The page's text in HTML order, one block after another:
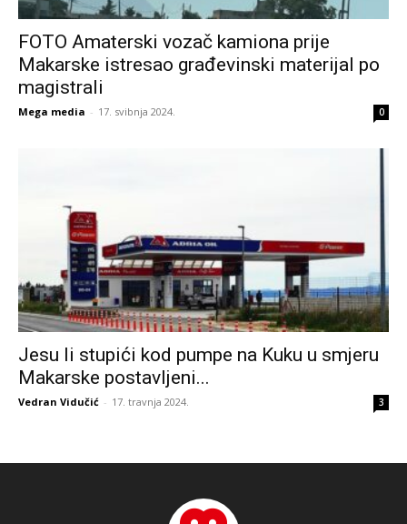
FOTO Amaterski vozač kamiona prije
Makarske istresao građevinski materijal po
magistrali
Mega media - 17. svibnja 2024. 0
Jesu li stupići kod pumpe na Kuku u smjeru
Makarske postavljeni...
Vedran Vidučić - 17. travnja 2024. 3